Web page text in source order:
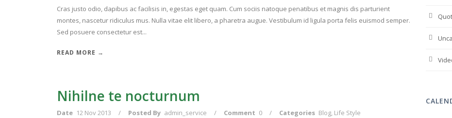
Cras justo odio, dapibus ac facilisis in, egestas eget quam. Cum sociis natoque penatibus et magnis dis parturient
montes, nascetur ridiculus mus. Nulla vitae elit libero, a pharetra augue. Vestibulum id ligula porta felis euismod semper.
Sed posuere consectetur est...
READ MORE →
Nihilne te nocturnum
Date 12 Nov 2013 / Posted By admin_service / Comment 0 / Categories Blog, Life Style